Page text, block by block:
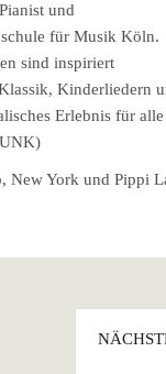
und
für Musik Köln.
sind inspiriert
Kinderliedern
Erlebnis für alle
New York und Pippi